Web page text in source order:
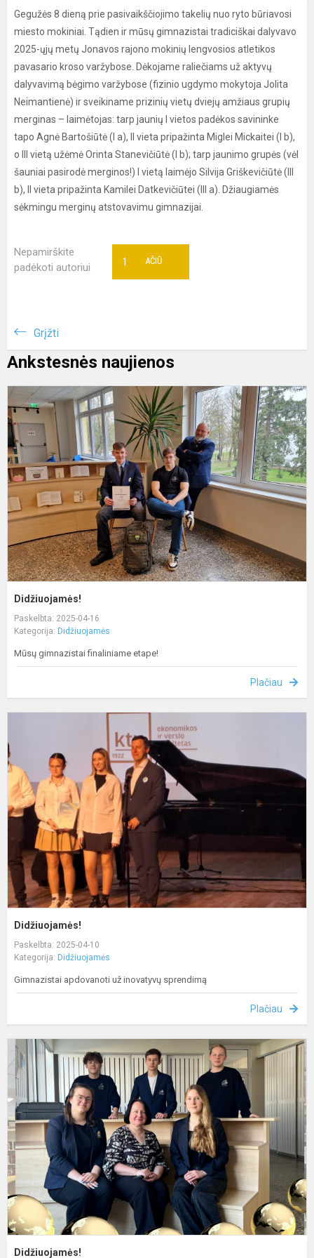
Gegužės 8 dieną prie pasivaikščiojimo takelių nuo ryto būriavosi
miesto mokiniai. Tądien ir mūsų gimnazistai tradiciškai dalyvavo
2025-ųjų metų Jonavos rajono mokinių lengvosios atletikos
pavasario kroso varžybose. Dėkojame raliečiams už aktyvų
dalyvavimą bėgimo varžybose (fizinio ugdymo mokytoja Jolita
Neimantienė) ir sveikiname prizinių vietų dviejų amžiaus grupių
merginas – laimėtojas: tarp jaunių I vietos padėkos savininke
tapo Agnė Bartošiūtė (I a), II vieta pripažinta Miglei Mickaitei (I b),
o III vietą užėmė Orinta Stanevičiūtė (I b); tarp jaunimo grupės (vėl
šauniai pasirodė merginos!) I vietą laimėjo Silvija Griškevičiūtė (III
b), II vieta pripažinta Kamilei Datkevičiūtei (III a). Džiaugiamės
sėkmingu merginų atstovavimu gimnazijai.
Nepamirškite
padėkoti autoriui
AČIŪ
1
Grįžti
Ankstesnės naujienos
Didžiuojamės!
Paskelbta: 2025-04-16
Kategorija: Didžiuojamės
Mūsų gimnazistai finaliniame etape!
Plačiau
Didžiuojamės!
Paskelbta: 2025-04-10
Kategorija: Didžiuojamės
Gimnazistai apdovanoti už inovatyvų sprendimą
Plačiau
Didžiuojamės!